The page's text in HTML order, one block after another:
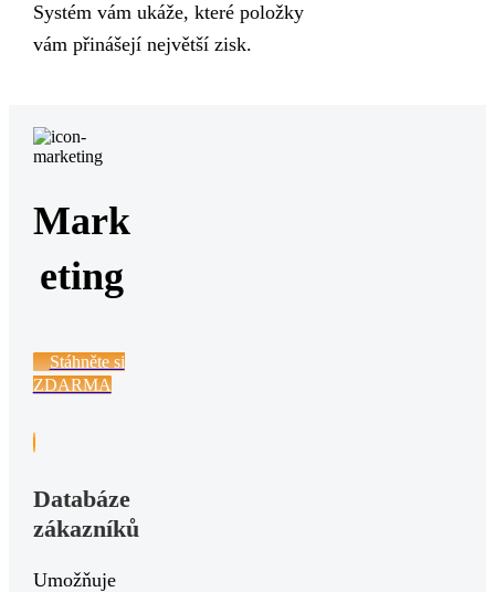
Systém vám ukáže, které položky
vám přinášejí největší zisk.
Mark
eting
Stáhněte si
ZDARMA
Databáze
zákazníků
Umožňuje